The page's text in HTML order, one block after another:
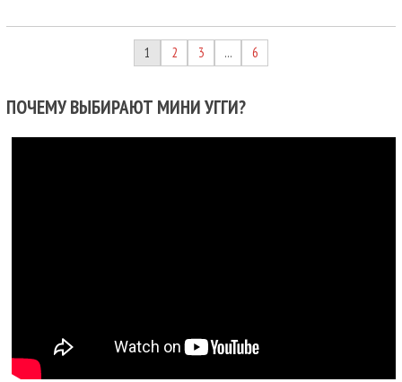
1 2 3 … 6
ПОЧЕМУ ВЫБИРАЮТ МИНИ УГГИ?